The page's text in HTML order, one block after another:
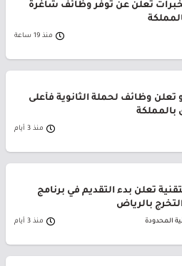
تعلن عن توفر وظائف شاغرة
منذ 19 ساعة
وظائف لحملة الثانوية فأعلى
منذ 3 أيام
تعلن بدء التقديم في برنامج
بالرياض
المحدودة منذ 3 أيام